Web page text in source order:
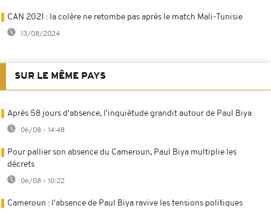
CAN 2021 : la colère ne retombe pas après le match Mali-Tunisie
13/08/2024
SUR LE MÊME PAYS
Après 58 jours d'absence, l'inquiétude grandit autour de Paul Biya
06/08 - 14:48
Pour pallier son absence du Cameroun, Paul Biya multiplie les
décrets
06/08 - 10:22
Cameroun : l'absence de Paul Biya ravive les tensions politiques